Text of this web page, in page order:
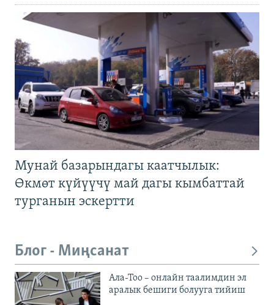
Мунай базарындагы каатчылык:
Өкмөт күйүүчү май дагы кымбаттай
турганын эскертти
Блог - Миңсанат
Ала-Тоо – онлайн таалимдин эл
аралык бешиги болууга тийиш